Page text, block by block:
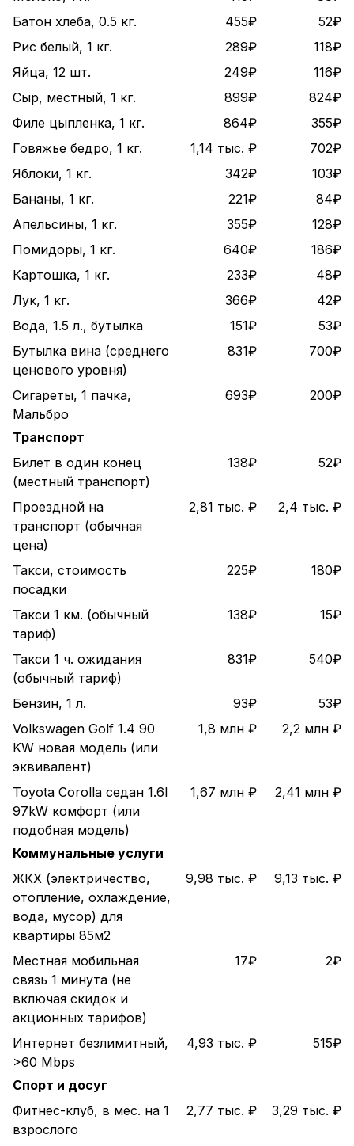
Батон хлеба, 0.5 кг.
455₽
52₽
Рис белый, 1 кг.
289₽
118₽
Яйца, 12 шт.
249₽
116₽
Сыр, местный, 1 кг.
899₽
824₽
Филе цыпленка, 1 кг.
864₽
355₽
Говяжье бедро, 1 кг.
1,14 тыс. ₽
702₽
Яблоки, 1 кг.
342₽
103₽
Бананы, 1 кг.
221₽
84₽
Апельсины, 1 кг.
355₽
128₽
Помидоры, 1 кг.
640₽
186₽
Картошка, 1 кг.
233₽
48₽
Лук, 1 кг.
366₽
42₽
Вода, 1.5 л., бутылка
151₽
53₽
Бутылка вина (среднего
ценового уровня)
831₽ 700₽
Сигареты, 1 пачка,
Мальбро
693₽ 200₽
Транспорт
Билет в один конец
(местный транспорт)
138₽ 52₽
Проездной на
транспорт (обычная
цена)
2,81 тыс. ₽ 2,4 тыс. ₽
Такси, стоимость
посадки
225₽ 180₽
Такси 1 км. (обычный
тариф)
138₽ 15₽
Такси 1 ч. ожидания
(обычный тариф)
831₽ 540₽
Бензин, 1 л. 93₽
53₽
Volkswagen Golf 1.4 90
KW новая модель (или
эквивалент)
1,8 млн ₽ 2,2 млн ₽
Toyota Corolla седан 1.6l
97kW комфорт (или
подобная модель)
1,67 млн ₽ 2,41 млн ₽
Коммунальные услуги
ЖКХ (электричество,
отопление, охлаждение,
вода, мусор) для
квартиры 85м2
9,98 тыс. ₽ 9,13 тыс. ₽
Местная мобильная
связь 1 минута (не
включая скидок и
акционных тарифов)
17₽ 2₽
Интернет безлимитный,
>60 Mbps
4,93 тыс. ₽ 515₽
Спорт и досуг
Фитнес-клуб, в мес. на 1
взрослого
2,77 тыс. ₽ 3,29 тыс. ₽